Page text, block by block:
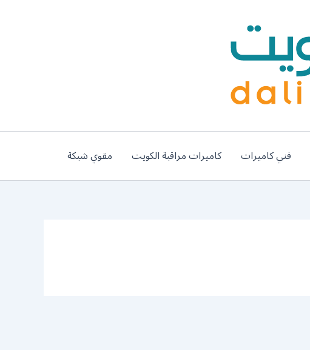
فني كاميرات كاميرات مراقبة الكويت مقوي شبكة